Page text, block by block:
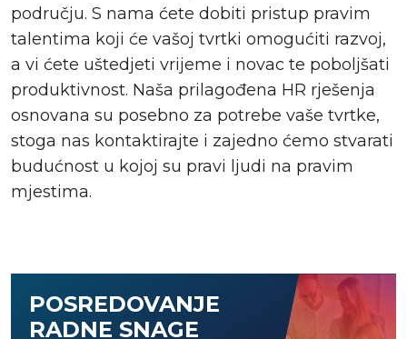
području. S nama ćete dobiti pristup pravim
talentima koji će vašoj tvrtki omogućiti razvoj,
a vi ćete uštedjeti vrijeme i novac te poboljšati
produktivnost. Naša prilagođena HR rješenja
osnovana su posebno za potrebe vaše tvrtke,
stoga nas kontaktirajte i zajedno ćemo stvarati
budućnost u kojoj su pravi ljudi na pravim
mjestima.
POSREDOVANJE
RADNE SNAGE